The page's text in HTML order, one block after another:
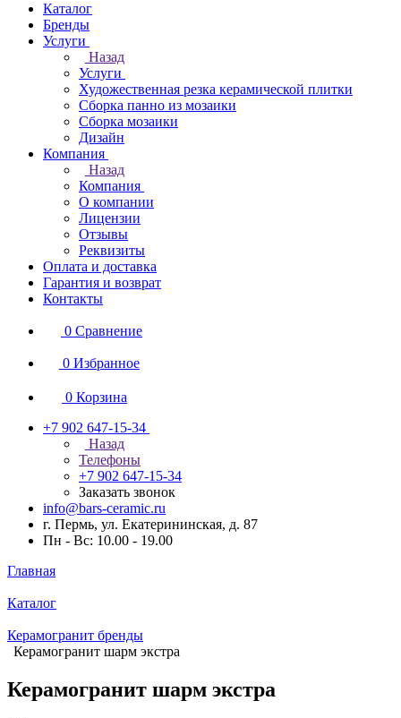
Каталог
Бренды
Услуги
Назад
Услуги
Художественная резка керамической плитки
Сборка панно из мозаики
Сборка мозаики
Дизайн
Компания
Назад
Компания
О компании
Лицензии
Отзывы
Реквизиты
Оплата и доставка
Гарантия и возврат
Контакты
0 Сравнение
0 Избранное
0 Корзина
+7 902 647-15-34
Назад
Телефоны
+7 902 647-15-34
Заказать звонок
info@bars-ceramic.ru
г. Пермь, ул. Екатерининская, д. 87
Пн - Вс: 10.00 - 19.00
Главная
Каталог
Керамогранит бренды
Керамогранит шарм экстра
Керамогранит шарм экстра